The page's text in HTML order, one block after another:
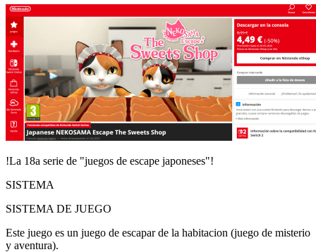
!La 18a serie de "juegos de escape japoneses"!
SISTEMA
SISTEMA DE JUEGO
Este juego es un juego de escapar de la habitacion (juego de misterio
y aventura).